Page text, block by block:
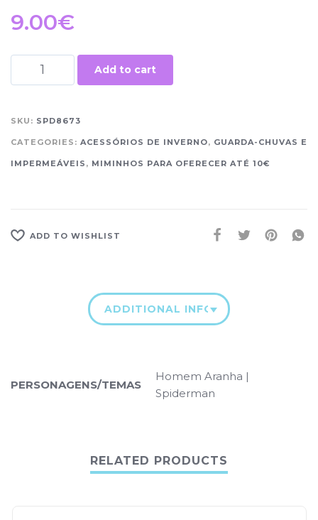
9.00€
Add to cart
SKU: SPD8673
CATEGORIES: ACESSÓRIOS DE INVERNO, GUARDA-CHUVAS E
IMPERMEÁVEIS , MIMINHOS PARA OFERECER ATÉ 10€
ADD TO WISHLIST
ADDITIONAL INFORMATION
PERSONAGENS/TEMAS
Homem Aranha |
Spiderman
RELATED PRODUCTS